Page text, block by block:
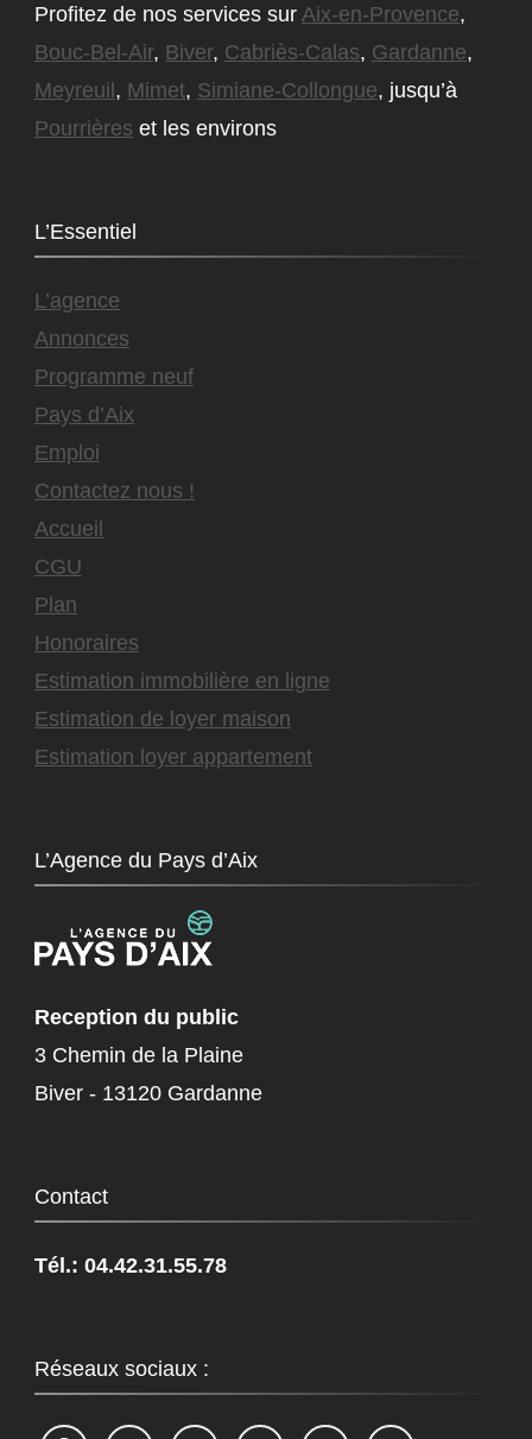
Profitez de nos services sur Aix-en-Provence,
Bouc-Bel-Air, Biver, Cabriès-Calas, Gardanne,
Meyreuil, Mimet, Simiane-Collongue, jusqu’à
Pourrières et les environs
L’Essentiel
L’agence
Annonces
Programme neuf
Pays d’Aix
Emploi
Contactez nous !
Accueil
CGU
Plan
Honoraires
Estimation immobilière en ligne
Estimation de loyer maison
Estimation loyer appartement
L’Agence du Pays d’Aix
Reception du public
3 Chemin de la Plaine
Biver - 13120 Gardanne
Contact
Tél.: 04.42.31.55.78
Réseaux sociaux :